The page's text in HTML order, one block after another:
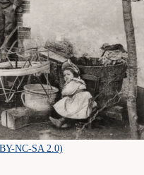
NC-SA 2.0)